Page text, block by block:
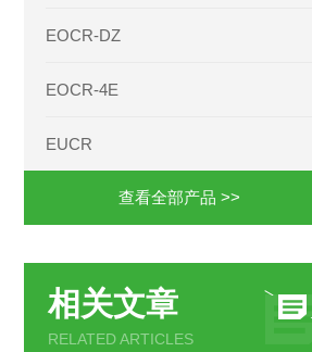
EOCR-DZ
EOCR-4E
EUCR
查看全部产品 >>
相关文章
RELATED ARTICLES